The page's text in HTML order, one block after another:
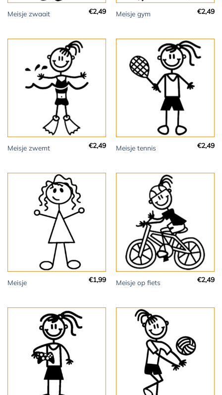
Meisje zwaait €2,49 Meisje gym €2,49
Meisje zwemt €2,49 Meisje tennis €2,49
Meisje €1,99 Meisje op fiets €2,49